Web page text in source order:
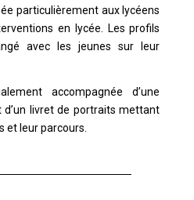
particulièrement aux lycéens
en lycée. Les profils
avec les jeunes sur leur
accompagnée d’une
livret de portraits mettant
et leur parcours.